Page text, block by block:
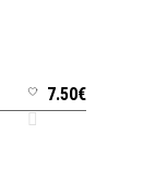
7.50€